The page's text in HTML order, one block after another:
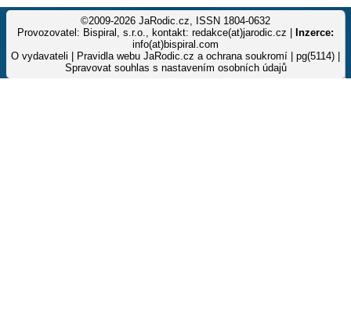
©2009-2026 JaRodic.cz, ISSN 1804-0632
Provozovatel: Bispiral, s.r.o., kontakt: redakce(at)jarodic.cz |
Inzerce:
info(at)bispiral.com
O vydavateli
Pravidla webu JaRodic.cz a ochrana soukromí | pg(5114) |
Spravovat souhlas s nastavením osobních údajů